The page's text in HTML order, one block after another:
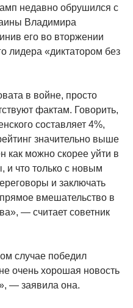
недавно обрушился с
Владимира
его во вторжении
лидера «диктатором без
в войне, просто
фактам. Говорить,
составляет 4%,
значительно выше
как можно скорее уйти в
и что только с новым
и заключать
вмешательство в
— считает советник
случае победил
очень хорошая новость
— заявила она.